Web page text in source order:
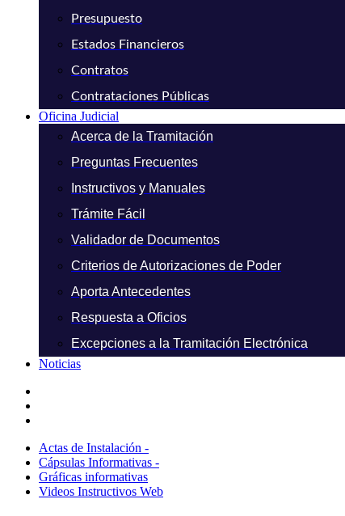
Presupuesto
Estados Financieros
Contratos
Contrataciones Públicas
Oficina Judicial
Acerca de la Tramitación
Preguntas Frecuentes
Instructivos y Manuales
Trámite Fácil
Validador de Documentos
Criterios de Autorizaciones de Poder
Aporta Antecedentes
Respuesta a Oficios
Excepciones a la Tramitación Electrónica
Noticias
Actas de Instalación -
Cápsulas Informativas -
Gráficas informativas
Videos Instructivos Web